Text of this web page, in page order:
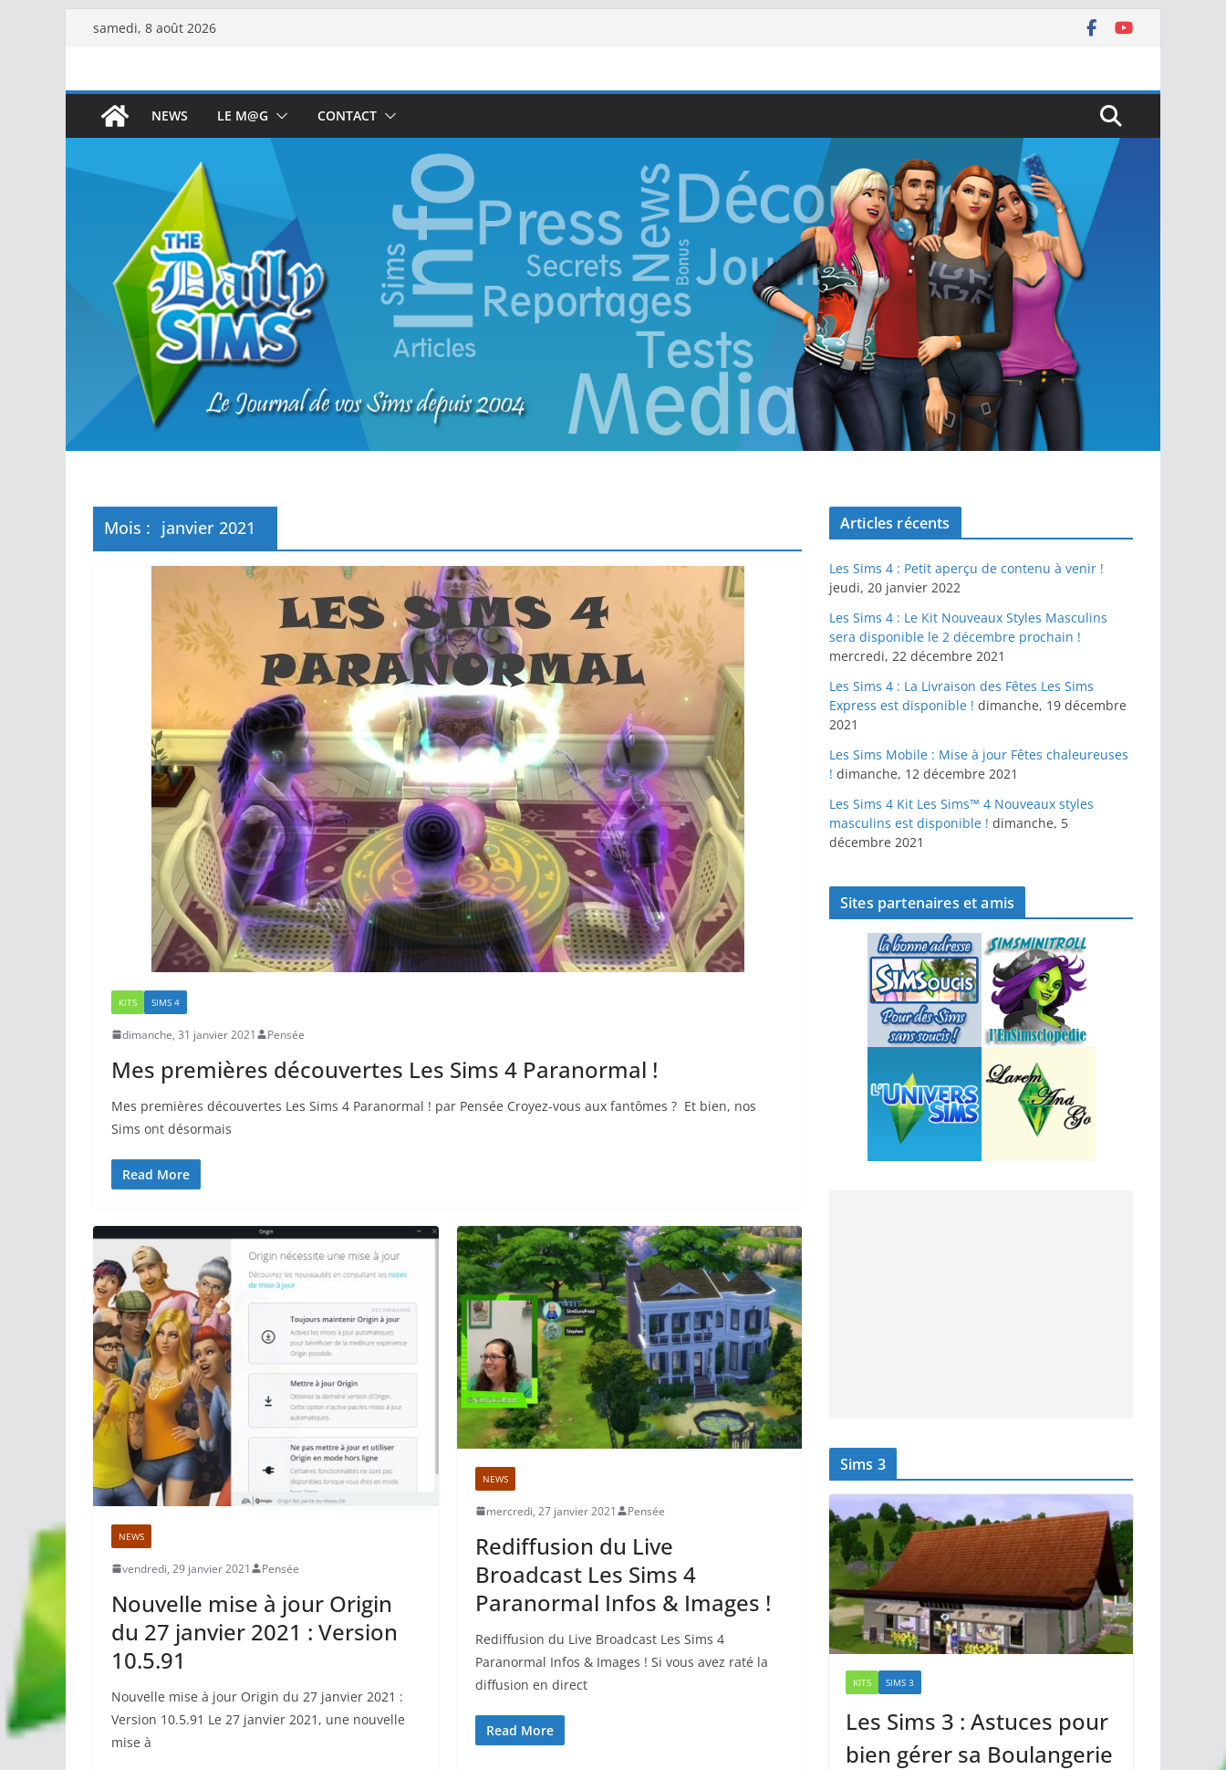
samedi, 8 août 2026
NEWS LE M@G CONTACT
Mois : janvier 2021
KITS SIMS 4
dimanche, 31 janvier 2021 Pensée
Mes premières découvertes Les Sims 4 Paranormal !
Mes premières découvertes Les Sims 4 Paranormal ! par Pensée Croyez-vous aux fantômes ? Et bien, nos
Sims ont désormais
Read More
NEWS
vendredi, 29 janvier 2021 Pensée
Nouvelle mise à jour Origin
du 27 janvier 2021 : Version
10.5.91
Nouvelle mise à jour Origin du 27 janvier 2021 :
Version 10.5.91 Le 27 janvier 2021, une nouvelle
mise à
NEWS
mercredi, 27 janvier 2021 Pensée
Rediffusion du Live
Broadcast Les Sims 4
Paranormal Infos & Images !
Rediffusion du Live Broadcast Les Sims 4
Paranormal Infos & Images ! Si vous avez raté la
diffusion en direct
Read More
Articles récents
Les Sims 4 : Petit aperçu de contenu à venir !
jeudi, 20 janvier 2022
Les Sims 4 : Le Kit Nouveaux Styles Masculins
sera disponible le 2 décembre prochain !
mercredi, 22 décembre 2021
Les Sims 4 : La Livraison des Fêtes Les Sims
Express est disponible ! dimanche, 19 décembre
2021
Les Sims Mobile : Mise à jour Fêtes chaleureuses
! dimanche, 12 décembre 2021
Les Sims 4 Kit Les Sims™ 4 Nouveaux styles
masculins est disponible ! dimanche, 5
décembre 2021
Sites partenaires et amis
Sims 3
KITS SIMS 3
Les Sims 3 : Astuces pour
bien gérer sa Boulangerie